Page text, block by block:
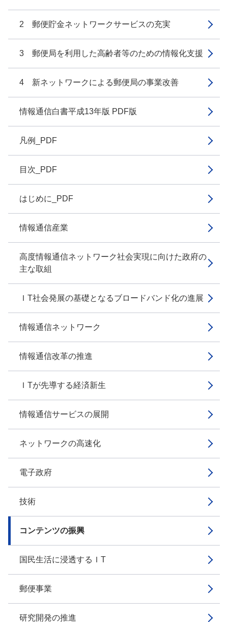
2 郵便貯金ネットワークサービスの充実
3 郵便局を利用した高齢者等のための情報化支援
4 新ネットワークによる郵便局の事業改善
情報通信白書平成13年版 PDF版
凡例_PDF
目次_PDF
はじめに_PDF
情報通信産業
高度情報通信ネットワーク社会実現に向けた政府の
主な取組
ＩT社会発展の基礎となるブロードバンド化の進展
情報通信ネットワーク
情報通信改革の推進
ＩTが先導する経済新生
情報通信サービスの展開
ネットワークの高速化
電子政府
技術
コンテンツの振興
国民生活に浸透するＩT
郵便事業
研究開発の推進